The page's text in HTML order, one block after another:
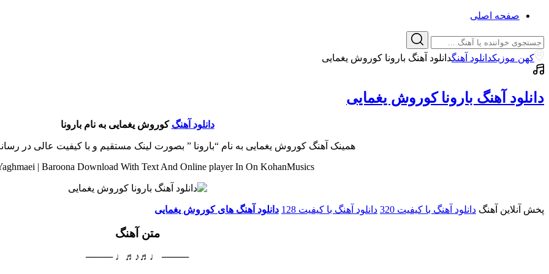
صفحه اصلی
کهن موزیکدانلود آهنگدانلود آهنگ بارونا کوروش یغمایی
دانلود آهنگ بارونا کوروش یغمایی
دانلود آهنگ کوروش یغمایی به نام بارونا
همینک آهنگ کوروش یغمایی به نام “بارونا ” بصورت لینک مستقیم و با کیفیت عالی در
| Baroona Download With Text And Online player In On KohanMusics
پخش آنلاین آهنگ دانلود آهنگ با کیفیت 320 دانلود آهنگ با کیفیت 128 دانلود آهنگ های کوروش یغمایی
متن آهنگ
──── ♩♬♪♬♩ ────